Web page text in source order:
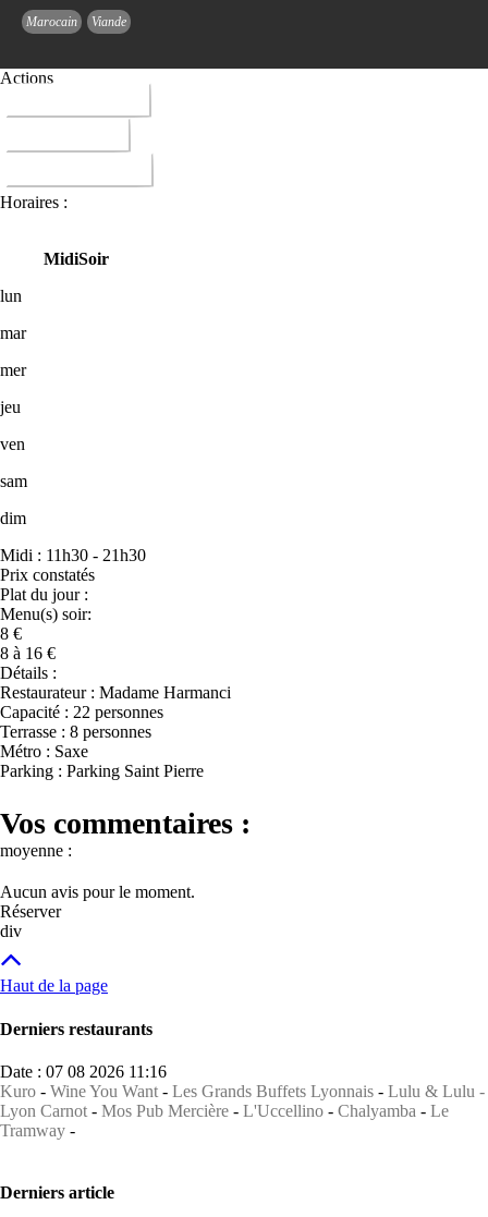
Marocain Viande
Actions
Horaires :
MidiSoir
lun
mar
mer
jeu
ven
sam
dim
Midi : 11h30 - 21h30
Prix constatés
Plat du jour :
Menu(s) soir:
8 €
8 à 16 €
Détails :
Restaurateur : Madame Harmanci
Capacité : 22 personnes
Terrasse : 8 personnes
Métro : Saxe
Parking : Parking Saint Pierre
Vos commentaires :
moyenne :
Aucun avis pour le moment.
Réserver
div
Haut de la page
Derniers restaurants
Date : 07 08 2026 11:16
Kuro - Wine You Want - Les Grands Buffets Lyonnais - Lulu & Lulu -
Lyon Carnot - Mos Pub Mercière - L'Uccellino - Chalyamba - Le
Tramway -
Derniers article